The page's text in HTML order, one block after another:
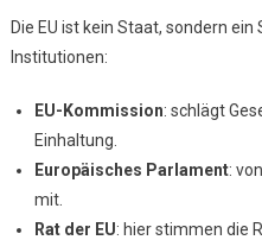
Die EU ist kein Staat, sondern
Institutionen:
EU-Kommission: schlägt
Einhaltung.
Europäisches Parlament:
mit.
Rat der EU: hier stimmen die